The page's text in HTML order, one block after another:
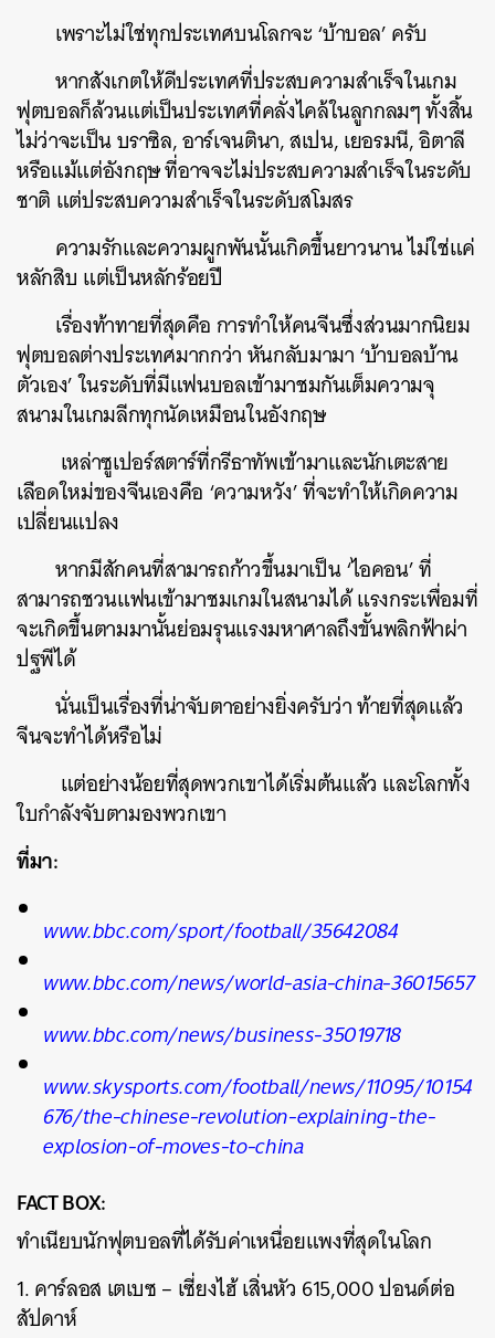
เพราะไม่ใช่ทุกประเทศบนโลกจะ ‘บ้าบอล’ ครับ
หากสังเกตให้ดีประเทศที่ประสบความสำเร็จในเกม
ฟุตบอลก็ล้วนแต่เป็นประเทศที่คลั่งไคล้ในลูกกลมๆ ทั้งสิ้น
ไม่ว่าจะเป็น บราซิล, อาร์เจนตินา, สเปน, เยอรมนี, อิตาลี
หรือแม้แต่อังกฤษ ที่อาจจะไม่ประสบความสำเร็จในระดับ
ชาติ แต่ประสบความสำเร็จในระดับสโมสร
ความรักและความผูกพันนั้นเกิดขึ้นยาวนาน ไม่ใช่แค่
หลักสิบ แต่เป็นหลักร้อยปี
เรื่องท้าทายที่สุดคือ การทำให้คนจีนซึ่งส่วนมากนิยม
ฟุตบอลต่างประเทศมากกว่า หันกลับมามา ‘บ้าบอลบ้าน
ตัวเอง’ ในระดับที่มีแฟนบอลเข้ามาชมกันเต็มความจุ
สนามในเกมลีกทุกนัดเหมือนในอังกฤษ
เหล่าซูเปอร์สตาร์ที่กรีธาทัพเข้ามาและนักเตะสาย
เลือดใหม่ของจีนเองคือ ‘ความหวัง’ ที่จะทำให้เกิดความ
เปลี่ยนแปลง
หากมีสักคนที่สามารถก้าวขึ้นมาเป็น ‘ไอคอน’ ที่
สามารถชวนแฟนเข้ามาชมเกมในสนามได้ แรงกระเพื่อมที่
จะเกิดขึ้นตามมานั้นย่อมรุนแรงมหาศาลถึงขั้นพลิกฟ้าผ่า
ปฐพีได้
นั่นเป็นเรื่องที่น่าจับตาอย่างยิ่งครับว่า ท้ายที่สุดแล้ว
จีนจะทำได้หรือไม่
แต่อย่างน้อยที่สุดพวกเขาได้เริ่มต้นแล้ว และโลกทั้ง
ใบกำลังจับตามองพวกเขา
ที่มา:
www.bbc.com/sport/football/35642084
www.bbc.com/news/world-asia-china-36015657
www.bbc.com/news/business-35019718
www.skysports.com/football/news/11095/10154
676/the-chinese-revolution-explaining-the-
explosion-of-moves-to-china
FACT BOX:
ทำเนียบนักฟุตบอลที่ได้รับค่าเหนื่อยแพงที่สุดในโลก
1. คาร์ลอส เตเบซ – เซี่ยงไฮ้ เสิ่นหัว 615,000 ปอนด์ต่อ
สัปดาห์